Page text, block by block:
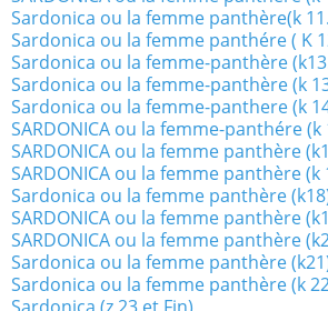
Sardonica ou la femme panthère(k
Sardonica ou la femme panthére ( K
Sardonica ou la femme-panthère
Sardonica ou la femme-panthère (k
Sardonica ou la femme-panthere (k
SARDONICA ou la femme-panthére (k
SARDONICA ou la femme panthère
SARDONICA ou la femme panthère (k
Sardonica ou la femme panthère
SARDONICA ou la femme panthère
SARDONICA ou la femme panthère
Sardonica ou la femme panthère
Sardonica ou la femme panthère (k